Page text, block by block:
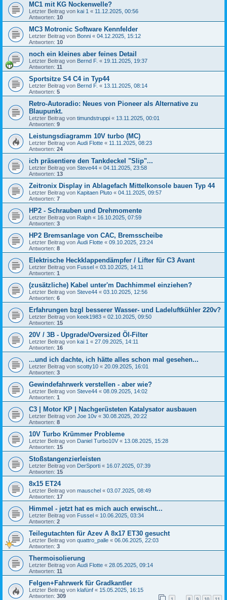
MC1 mit KG Nockenwelle?
Letzter Beitrag von kai 1 « 11.12.2025, 00:56
Antworten: 10
MC3 Motronic Software Kennfelder
Letzter Beitrag von Bonni « 04.12.2025, 15:12
Antworten: 10
noch ein kleines aber feines Detail
Letzter Beitrag von Bernd F. « 19.11.2025, 19:37
Antworten: 11
Sportsitze S4 C4 in Typ44
Letzter Beitrag von Bernd F. « 13.11.2025, 08:14
Antworten: 5
Retro-Autoradio: Neues von Pioneer als Alternative zu
Blaupunkt.
Letzter Beitrag von timundstruppi « 13.11.2025, 00:01
Antworten: 9
Leistungsdiagramm 10V turbo (MC)
Letzter Beitrag von Audi Flotte « 11.11.2025, 08:23
Antworten: 24
ich präsentiere den Tankdeckel "Slip"...
Letzter Beitrag von Steve44 « 04.11.2025, 23:58
Antworten: 13
Zeitronix Display in Ablagefach Mittelkonsole bauen Typ 44
Letzter Beitrag von Kapitaen Pluto « 04.11.2025, 09:57
Antworten: 7
HP2 - Schrauben und Drehmomente
Letzter Beitrag von Ralph « 16.10.2025, 07:59
Antworten: 3
HP2 Bremsanlage von CAC, Bremsscheibe
Letzter Beitrag von Audi Flotte « 09.10.2025, 23:24
Antworten: 8
Elektrische Heckklappendämpfer / Lifter für C3 Avant
Letzter Beitrag von Fussel « 03.10.2025, 14:11
Antworten: 1
(zusätzliche) Kabel unter'm Dachhimmel einziehen?
Letzter Beitrag von Steve44 « 03.10.2025, 12:56
Antworten: 6
Erfahrungen bzgl besserer Wasser- und Ladeluftkühler 220v?
Letzter Beitrag von keek1983 « 02.10.2025, 09:50
Antworten: 15
20V / 3B - Upgrade/Oversized Öl-Filter
Letzter Beitrag von kai 1 « 27.09.2025, 14:11
Antworten: 16
...und ich dachte, ich hätte alles schon mal gesehen...
Letzter Beitrag von scotty10 « 20.09.2025, 16:01
Antworten: 3
Gewindefahrwerk verstellen - aber wie?
Letzter Beitrag von Steve44 « 08.09.2025, 14:02
Antworten: 1
C3 | Motor KP | Nachgerüsteten Katalysator ausbauen
Letzter Beitrag von Joe 10v « 30.08.2025, 20:22
Antworten: 8
10V Turbo Krümmer Probleme
Letzter Beitrag von Daniel Turbo10V « 13.08.2025, 15:28
Antworten: 15
Stoßstangenzierleisten
Letzter Beitrag von DerSporti « 16.07.2025, 07:39
Antworten: 15
8x15 ET24
Letzter Beitrag von mauschel « 03.07.2025, 08:49
Antworten: 17
Himmel - jetzt hat es mich auch erwischt...
Letzter Beitrag von Fussel « 10.06.2025, 03:34
Antworten: 2
Teilegutachten für Azev A 8x17 ET30 gesucht
Letzter Beitrag von quattro_palle « 06.06.2025, 22:03
Antworten: 3
Thermoisolierung
Letzter Beitrag von Audi Flotte « 28.05.2025, 09:14
Antworten: 11
Felgen+Fahrwerk für Gradkantler
Letzter Beitrag von klafünf « 15.05.2025, 16:15
Antworten: 309